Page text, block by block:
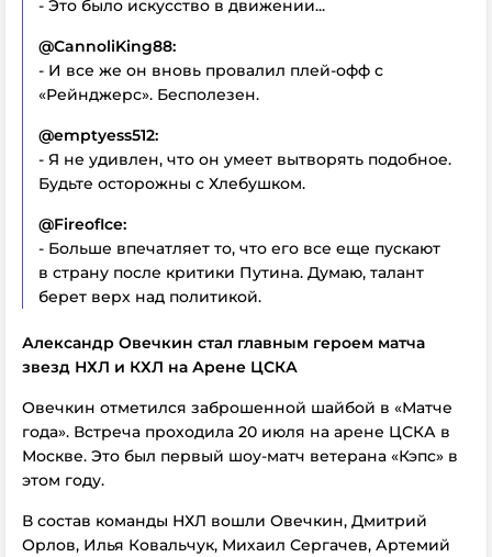
- Это было искусство в движении...
@CannoliKing88:
- И все же он вновь провалил плей-офф с
«Рейнджерс». Бесполезен.
@emptyess512:
- Я не удивлен, что он умеет вытворять подобное.
Будьте осторожны с Хлебушком.
@FireofIce:
- Больше впечатляет то, что его все еще пускают
в страну после критики Путина. Думаю, талант
берет верх над политикой.
Александр Овечкин стал главным героем матча
звезд НХЛ и КХЛ на Арене ЦСКА
Овечкин отметился заброшенной шайбой в «Матче
года». Встреча проходила 20 июля на арене ЦСКА в
Москве. Это был первый шоу-матч ветерана «Кэпс» в
этом году.
В состав команды НХЛ вошли Овечкин, Дмитрий
Орлов, Илья Ковальчук, Михаил Сергачев, Артемий